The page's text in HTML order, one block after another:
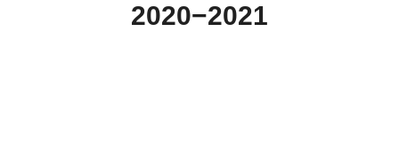
2020−2021